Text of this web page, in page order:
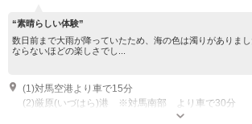
“素晴らしい体験”
数日前まで大雨が降っていたため、海の色は濁りがありま
ならないほどの楽しさでし...
(1)対馬空港より車で15分
(2)厳原(いづはら)港 ※対馬南部 より車で30分